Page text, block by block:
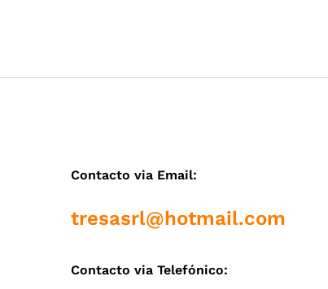
Contacto via Email:
tresasrl@hotmail.com
Contacto via Telefónico: